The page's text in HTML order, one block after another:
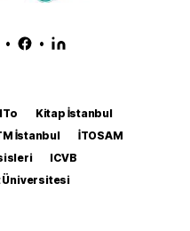
• •
Kitap İstanbul
İstanbul
İTOSAM
ICVB
Üniversitesi